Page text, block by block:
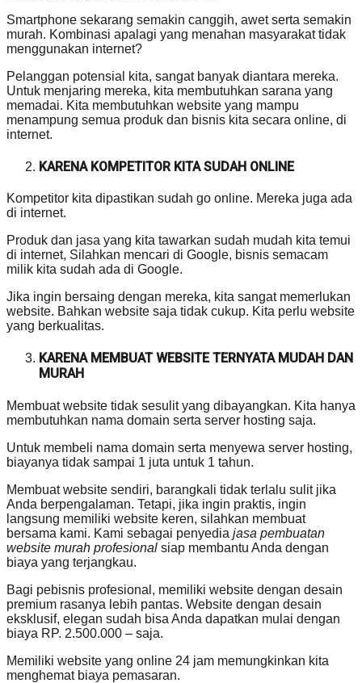
Smartphone sekarang semakin canggih, awet serta semakin
murah. Kombinasi apalagi yang menahan masyarakat tidak
menggunakan internet?
Pelanggan potensial kita, sangat banyak diantara mereka.
Untuk menjaring mereka, kita membutuhkan sarana yang
memadai. Kita membutuhkan website yang mampu
menampung semua produk dan bisnis kita secara online, di
internet.
KARENA KOMPETITOR KITA SUDAH ONLINE
Kompetitor kita dipastikan sudah go online. Mereka juga ada
di internet.
Produk dan jasa yang kita tawarkan sudah mudah kita temui
di internet, Silahkan mencari di Google, bisnis semacam
milik kita sudah ada di Google.
Jika ingin bersaing dengan mereka, kita sangat memerlukan
website. Bahkan website saja tidak cukup. Kita perlu website
yang berkualitas.
KARENA MEMBUAT WEBSITE TERNYATA MUDAH DAN
MURAH
Membuat website tidak sesulit yang dibayangkan. Kita hanya
membutuhkan nama domain serta server hosting saja.
Untuk membeli nama domain serta menyewa server hosting,
biayanya tidak sampai 1 juta untuk 1 tahun.
Membuat website sendiri, barangkali tidak terlalu sulit jika
Anda berpengalaman. Tetapi, jika ingin praktis, ingin
langsung memiliki website keren, silahkan membuat
bersama kami. Kami sebagai penyedia jasa pembuatan
website murah profesional siap membantu Anda dengan
biaya yang terjangkau.
Bagi pebisnis profesional, memiliki website dengan desain
premium rasanya lebih pantas. Website dengan desain
eksklusif, elegan sudah bisa Anda dapatkan mulai dengan
biaya RP. 2.500.000 – saja.
Memiliki website yang online 24 jam memungkinkan kita
menghemat biaya pemasaran.